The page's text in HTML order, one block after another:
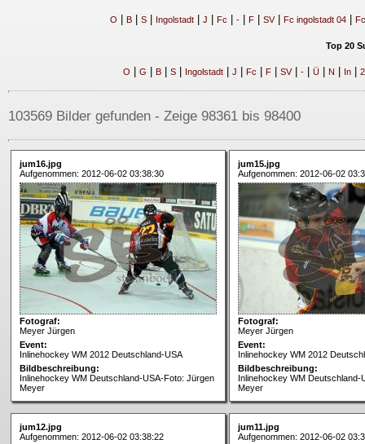
O B| S| Ingolstadt| J Fc -| F| SV| Fc ingolstadt 04|
Top 20
O G B| S| Ingolstadt| J Fc F| SV| -| Ü| N In| 2
103569 Bilder gefunden - Zeige 98361 bis 98400
jum16.jpg
Aufgenommen: 2012-06-02 03:38:30
Fotograf:
Meyer Jürgen
Event:
Inlinehockey WM 2012 Deutschland-USA
Bildbeschreibung:
Inlinehockey WM Deutschland-USA-Foto: Jürgen
Meyer
jum15.jpg
Aufgenommen: 2012-06-02
Fotograf:
Meyer Jürgen
Event:
Inlinehockey WM 2012
Bildbeschreibung:
Inlinehockey WM Deutschland-
Meyer
jum12.jpg
Aufgenommen: 2012-06-02 03:38:22
jum11.jpg
Aufgenommen: 2012-06-02